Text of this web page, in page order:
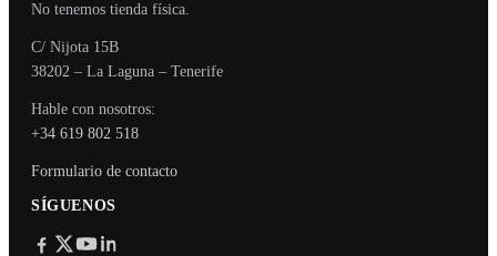
No tenemos tienda física.
C/ Nijota 15B
38202 – La Laguna – Tenerife
Hable con nosotros:
+34 619 802 518
Formulario de contacto
SÍGUENOS